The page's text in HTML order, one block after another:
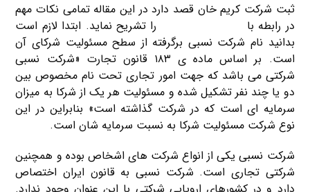
ثبت شرکت کریم خان قصد دارد در این مقاله تمامی نکات مهم
در رابطه با
را تشریح نماید. ابتدا لازم است
بدانید نام شرکت نسبی برگرفته از سطح مسئولیت شرکای آن
است. بر اساس ماده ی ۱۸۳ قانون تجارت «شرکت نسبی
شرکتی می باشد که جهت امور تجاری تحت نام مخصوص بین
دو یا چند نفر تشکیل شده و مسئولیت هر یک از شرکا به میزان
سرمایه ای است که در شرکت گذاشته است» بنابراین در این
نوع شرکت مسئولیت شرکا به نسبت سرمایه شان است.
شرکت نسبی یکی از انواع شرکت های اشخاص بوده و همچنین
شرکتی تجاری است. شرکت نسبی به قانون ایران اختصاص